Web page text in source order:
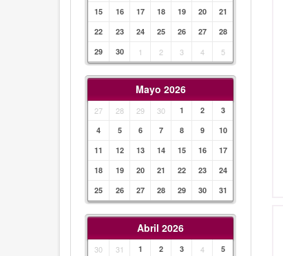
15
16 17 18 19 20
21
22
23 24 25 26 27
28
29
30 1 2 3 4 5
Mayo 2026
27 28 29 30 1 2
3
4
5 6 7 8 9
10
11
12 13 14 15 16
17
18
19 20 21 22 23
24
25
26 27 28 29 30 31
Abril 2026
30 31 1 2 3 4
5